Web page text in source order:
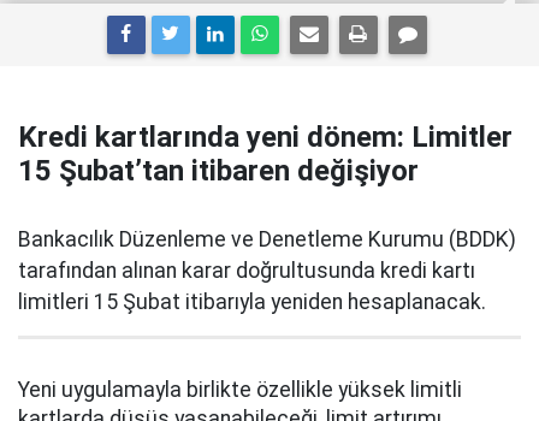
Kredi kartlarında yeni dönem: Limitler
15 Şubat’tan itibaren değişiyor
Bankacılık Düzenleme ve Denetleme Kurumu (BDDK)
tarafından alınan karar doğrultusunda kredi kartı
limitleri 15 Şubat itibarıyla yeniden hesaplanacak.
Yeni uygulamayla birlikte özellikle yüksek limitli